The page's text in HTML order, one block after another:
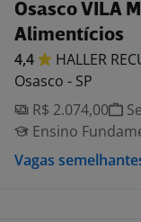
Osasco VILA
Alimentícios
4,4 HALLER
Osasco - SP
R$ 2.074,00
Ensino
Vagas